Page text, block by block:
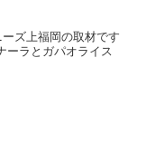
ズ上福岡の取材です
ラとガパオライス